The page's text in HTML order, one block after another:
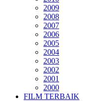
2009
2008
2007
2006
2005
2004
2003
2002
2001
2000
FILM TERBAIK